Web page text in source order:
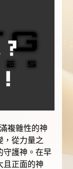
複雜性的神
，從力量之
守護神。在早
且正面的神